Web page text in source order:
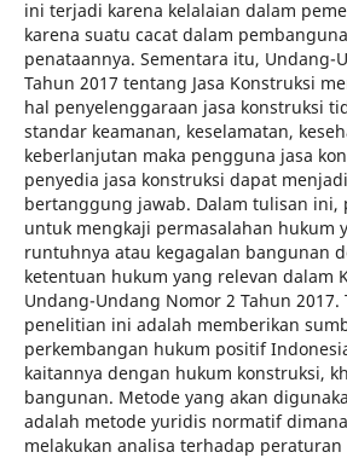
ini terjadi karena kelalaian dalam
karena suatu cacat dalam
penataannya. Sementara itu, Undang-
Tahun 2017 tentang Jasa Konstruksi
hal penyelenggaraan jasa konstruksi
standar keamanan, keselamatan,
keberlanjutan maka pengguna jasa
penyedia jasa konstruksi dapat
bertanggung jawab. Dalam tulisan ini,
untuk mengkaji permasalahan hukum
runtuhnya atau kegagalan bangunan
ketentuan hukum yang relevan dalam
Undang-Undang Nomor 2 Tahun
penelitian ini adalah memberikan
perkembangan hukum positif
kaitannya dengan hukum konstruksi,
bangunan. Metode yang akan
adalah metode yuridis normatif
melakukan analisa terhadap